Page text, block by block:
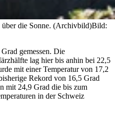
über die Sonne. (Archivbild)Bild:
gemessen. Die
lag hier bis anhin bei 22,5
mit einer Temperatur von 17,2
Rekord von 16,5 Grad
mit 24,9 Grad die bis zum
in der Schweiz